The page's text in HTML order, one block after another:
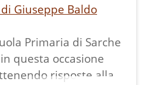
Giuseppe Baldo
Primaria di Sarche
questa occasione
risposte alla